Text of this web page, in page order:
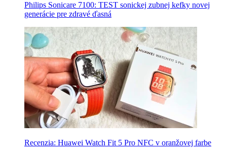
Philips Sonicare 7100: TEST sonickej zubnej kefky novej
generácie pre zdravé ďasná
Recenzia: Huawei Watch Fit 5 Pro NFC v oranžovej farbe